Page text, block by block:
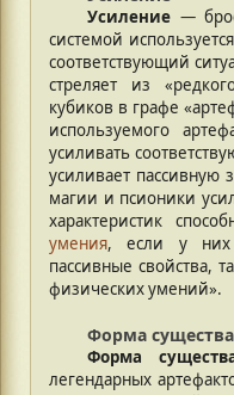
Усиление —
системой
соответствующий
стреляет из
кубиков в графе
используемого
усиливать
усиливает пассивную
магии и псионики
характеристик
умения, если у них
пассивные свойства,
физических умений».
Форма существа
Форма
легендарных